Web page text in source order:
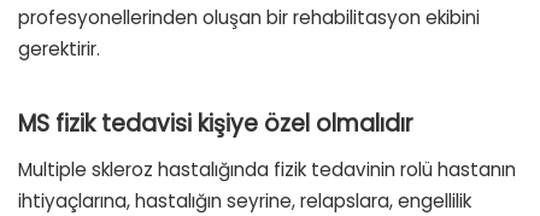
profesyonellerinden oluşan bir rehabilitasyon ekibini
gerektirir.
MS fizik tedavisi kişiye özel olmalıdır
Multiple skleroz hastalığında fizik tedavinin rolü hastanın
ihtiyaçlarına, hastalığın seyrine, relapslara, engellilik